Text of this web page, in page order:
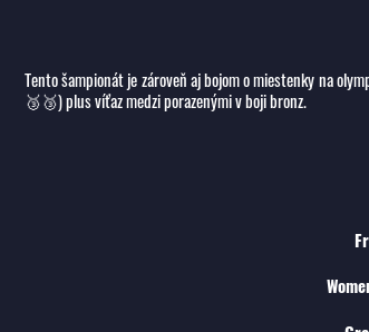
Tento šampionát je zároveň aj bojom o miestenky na
🥉🥉) plus víťaz medzi porazenými v boji bronz.